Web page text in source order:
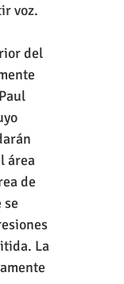
voz.
del
área
de
La